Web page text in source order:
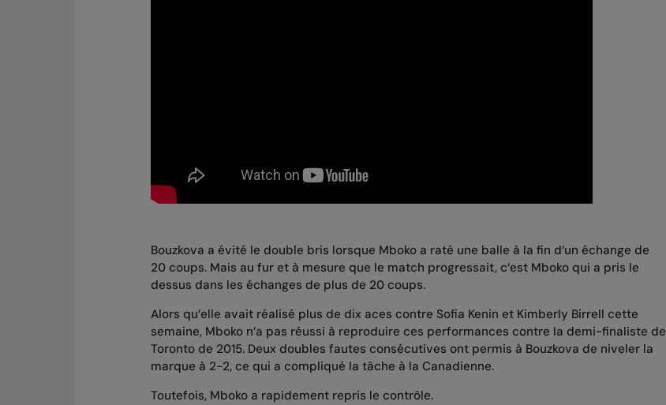
Bouzkova a évité le double bris lorsque Mboko a raté une balle à la fin d’un échange de
20 coups. Mais au fur et à mesure que le match progressait, c’est Mboko qui a pris le
dessus dans les échanges de plus de 20 coups.
Alors qu’elle avait réalisé plus de dix aces contre Sofia Kenin et Kimberly Birrell cette
semaine, Mboko n’a pas réussi à reproduire ces performances contre la demi-finaliste de
Toronto de 2015. Deux doubles fautes consécutives ont permis à Bouzkova de niveler la
marque à 2-2, ce qui a compliqué la tâche à la Canadienne.
Toutefois, Mboko a rapidement repris le contrôle.